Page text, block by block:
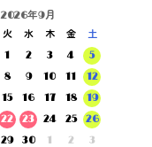
2026年9月
火 水 木 金
土
1 2 3 4
5
8 9 10 11
12
15 16 17 18
19
22 23 24 25
26
29 30 1 2 3